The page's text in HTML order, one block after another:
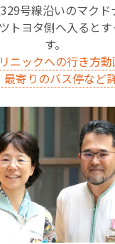
号線沿いのマク
トヨタ側へ入ると
す。
ニックへの行き方動
最寄りのバス停など